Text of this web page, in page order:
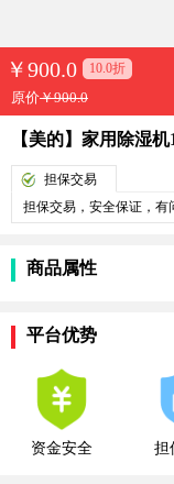
￥900.0 10.0折
原价￥900.0
【美的】家用除湿机
担保交易
担保交易，安全保证，有
商品属性
平台优势
资金安全 担